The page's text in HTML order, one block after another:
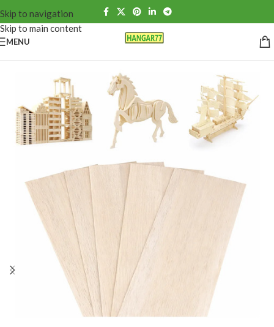
Skip to navigation
Skip to main content
MENU